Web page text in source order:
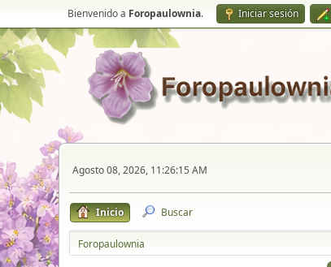
Bienvenido a Foropaulownia. Iniciar sesión
Agosto 08, 2026, 11:26:15 AM
Inicio Buscar
Foropaulownia